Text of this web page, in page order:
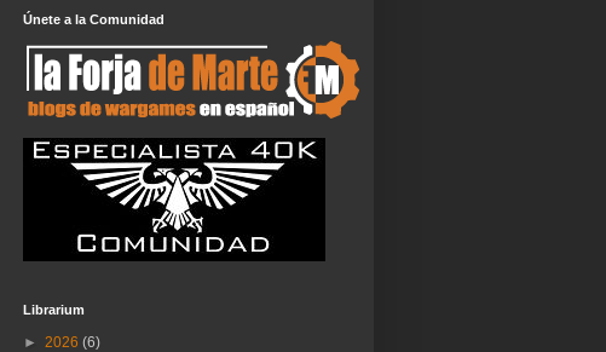
Únete a la Comunidad
Librarium
► 2026 (6)